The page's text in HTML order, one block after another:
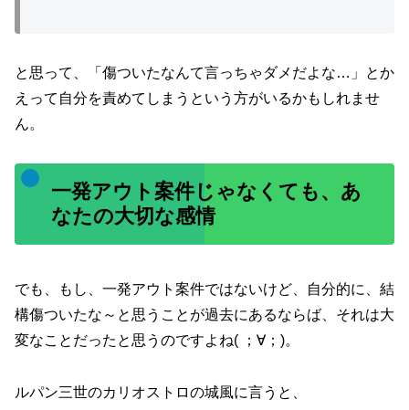
と思って、「傷ついたなんて言っちゃダメだよな…」とか
えって自分を責めてしまうという方がいるかもしれませ
ん。
一発アウト案件じゃなくても、あ
なたの大切な感情
でも、もし、一発アウト案件ではないけど、自分的に、結
構傷ついたな～と思うことが過去にあるならば、それは大
変なことだったと思うのですよね( ；∀；)。
ルパン三世のカリオストロの城風に言うと、